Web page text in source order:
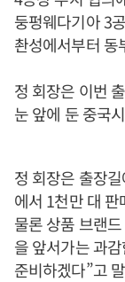
둥펑웨다기아 3
촨성에서부터 동
정 회장은 이번
눈 앞에 둔 중국
정 회장은 출장
에서 1천만 대
물론 상품 브랜
을 앞서가는 과
준비하겠다”고